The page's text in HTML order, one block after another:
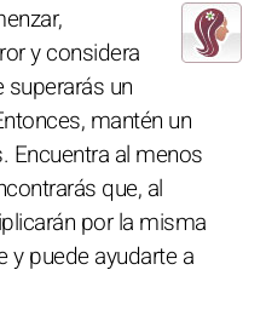
y considera
superarás un
mantén un
Encuentra al menos
que, al
por la misma
y puede ayudarte a